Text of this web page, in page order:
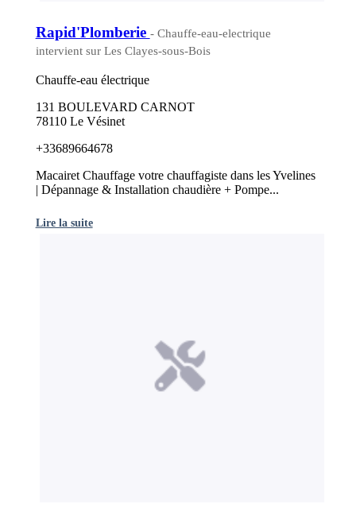
Rapid'Plomberie - Chauffe-eau-electrique
intervient sur Les Clayes-sous-Bois
Chauffe-eau électrique
131 BOULEVARD CARNOT
78110 Le Vésinet
+33689664678
Macairet Chauffage votre chauffagiste dans les Yvelines
| Dépannage & Installation chaudière + Pompe...
Lire la suite